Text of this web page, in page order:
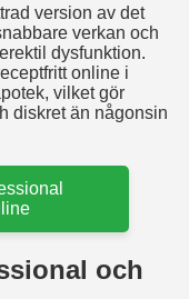
version av det
verkan och
dysfunktion.
online i
vilket gör
diskret än någonsin
och